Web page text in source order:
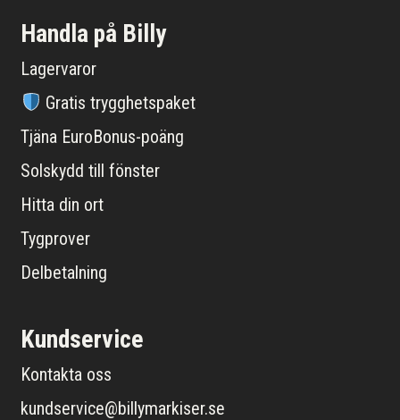
Handla på Billy
Lagervaror
Gratis trygghetspaket
Tjäna EuroBonus-poäng
Solskydd till fönster
Hitta din ort
Tygprover
Delbetalning
Kundservice
Kontakta oss
kundservice@billymarkiser.se